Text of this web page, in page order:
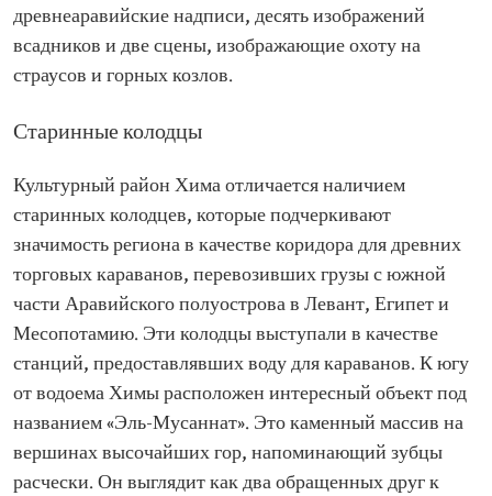
древнеаравийские надписи, десять изображений
всадников и две сцены, изображающие охоту на
страусов и горных козлов.
Старинные колодцы
Культурный район Хима отличается наличием
старинных колодцев, которые подчеркивают
значимость региона в качестве коридора для древних
торговых караванов, перевозивших грузы с южной
части Аравийского полуострова в Левант, Египет и
Месопотамию. Эти колодцы выступали в качестве
станций, предоставлявших воду для караванов. К югу
от водоема Химы расположен интересный объект под
названием «Эль-Мусаннат». Это каменный массив на
вершинах высочайших гор, напоминающий зубцы
расчески. Он выглядит как два обращенных друг к